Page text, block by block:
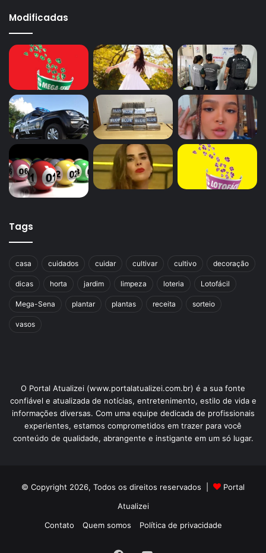
Modificadas
Tags
casa cuidados cuidar cultivar cultivo decoração
dicas horta jardim limpeza loteria Lotofácil
Mega-Sena plantar plantas receita sorteio
vasos
O Portal Atualizei (www.portalatualizei.com.br) é a sua fonte
confiável e atualizada de notícias, entretenimento, estilo de vida e
informações diversas. Com uma equipe dedicada de profissionais
experientes, estamos comprometidos em trazer para você
conteúdo de qualidade, abrangente e instigante em um só lugar.
© Copyright 2026, Todos os direitos reservados |
Portal
Atualizei
Contato
Quem somos Política de privacidade